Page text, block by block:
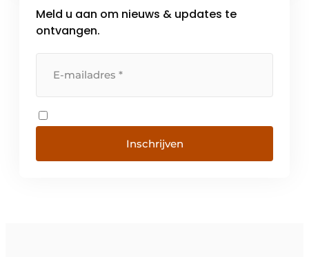
voor […]
Meld u aan om nieuws & updates te
ontvangen.
Inschrijven